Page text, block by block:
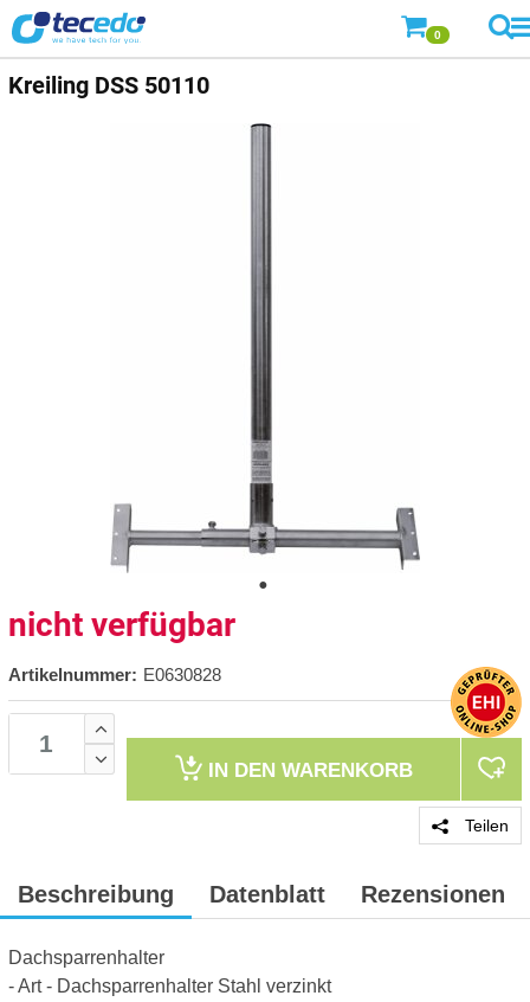
0
Kreiling DSS 50110
nicht verfügbar
Artikelnummer: E0630828
IN DEN WARENKORB
Teilen
Beschreibung Datenblatt Rezensionen
Dachsparrenhalter
- Art - Dachsparrenhalter Stahl verzinkt